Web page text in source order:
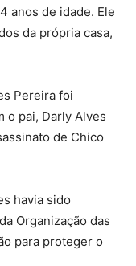
anos de idade. Ele
da própria casa,
Pereira foi
o pai, Darly Alves
de Chico
havia sido
Organização das
para proteger o